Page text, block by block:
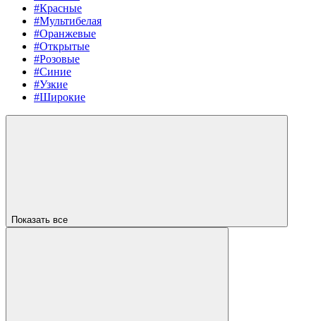
#Красные
#Мультибелая
#Оранжевые
#Открытые
#Розовые
#Синие
#Узкие
#Широкие
Показать все